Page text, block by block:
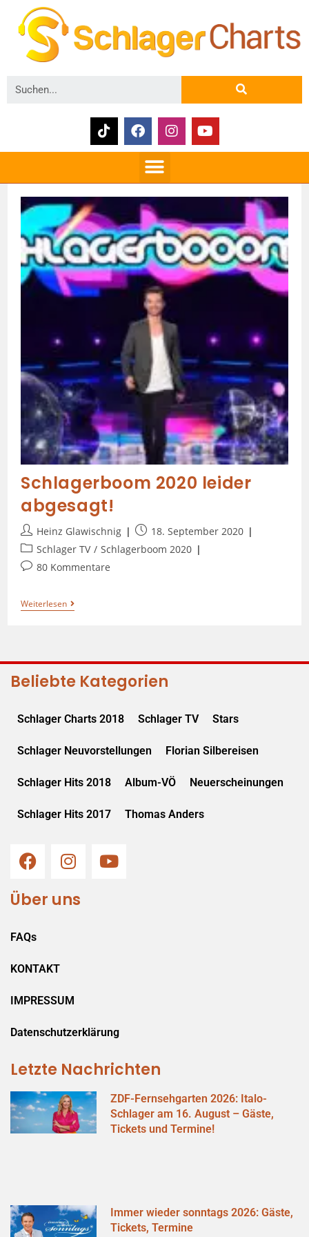
Schlagerboom 2020 leider
abgesagt!
Heinz Glawischnig
18. September 2020
Schlager TV / Schlagerboom 2020
80 Kommentare
Weiterlesen
Beliebte Kategorien
Schlager Charts 2018 Schlager TV Stars
Schlager Neuvorstellungen Florian Silbereisen
Schlager Hits 2018 Album-VÖ Neuerscheinungen
Schlager Hits 2017 Thomas Anders
Über uns
FAQs
KONTAKT
IMPRESSUM
Datenschutzerklärung
Letzte Nachrichten
ZDF-Fernsehgarten 2026: Italo-
Schlager am 16. August – Gäste,
Tickets und Termine!
Immer wieder sonntags 2026: Gäste,
Tickets, Termine